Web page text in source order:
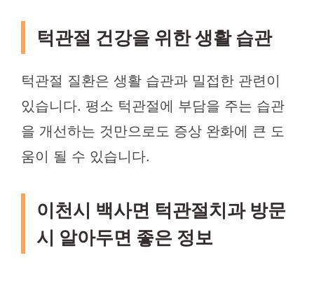
턱관절 건강을 위한 생활 습관
턱관절 질환은 생활 습관과 밀접한 관련이
있습니다. 평소 턱관절에 부담을 주는 습관
을 개선하는 것만으로도 증상 완화에 큰 도
움이 될 수 있습니다.
이천시 백사면 턱관절치과 방문
시 알아두면 좋은 정보